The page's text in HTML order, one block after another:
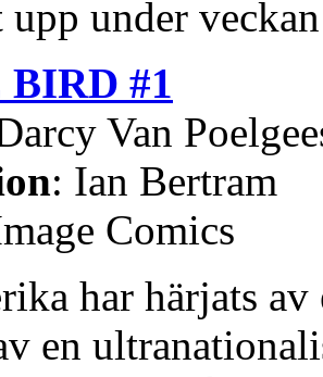
under
#1
Van
: Ian Bertram
Comics
har härjats
en